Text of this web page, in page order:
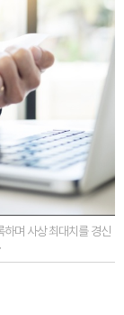
며 사상 최대치를 경신